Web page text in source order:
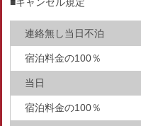
連絡無し当日不泊
宿泊料金の100％
当日
宿泊料金の100％